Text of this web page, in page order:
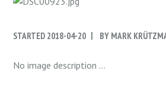
STARTED 2018-04-20 BY MARK
No image description ...